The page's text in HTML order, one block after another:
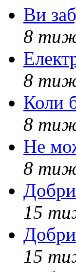
Ви
8
8
Коли
8
Не
8
15
15